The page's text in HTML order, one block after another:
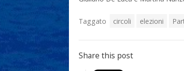
Taggato circoli elezioni
Share this post